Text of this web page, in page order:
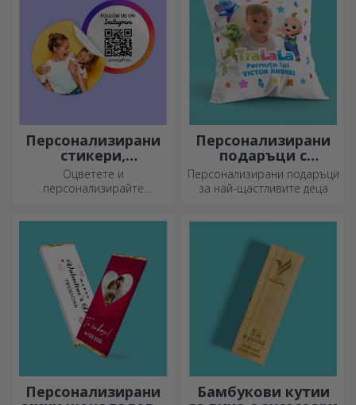
Персонализирани
стикери,
самозалепващи се
етикети
Оцветете и
персонализирайте
Персонализирани
подаръци с
официална
лицензия - TraLaLa
Персонализирани подаръци
за най-щастливите деца
Персонализирани Бамбукови кутии